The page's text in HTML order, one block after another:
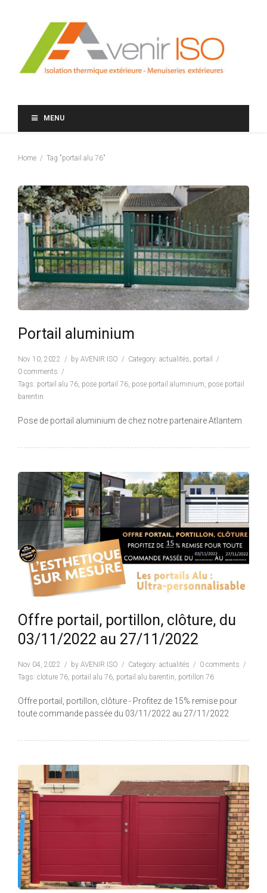
MENU
Home Tag "portail alu 76"
Portail aluminium
Nov 10, 2022 by AVENIR ISO Category: actualités, portail
0 comments
Tags: portail alu 76, pose portail 76, pose portail aluminium, pose portail
barentin
Pose de portail aluminium de chez notre partenaire Atlantem
Offre portail, portillon, clôture, du
03/11/2022 au 27/11/2022
Nov 04, 2022 by AVENIR ISO Category: actualités
0 comments
Tags: cloture 76, portail alu 76, portail alu barentin, portillon 76
Offre portail, portillon, clôture - Profitez de 15% remise pour
toute commande passée du 03/11/2022 au 27/11/2022